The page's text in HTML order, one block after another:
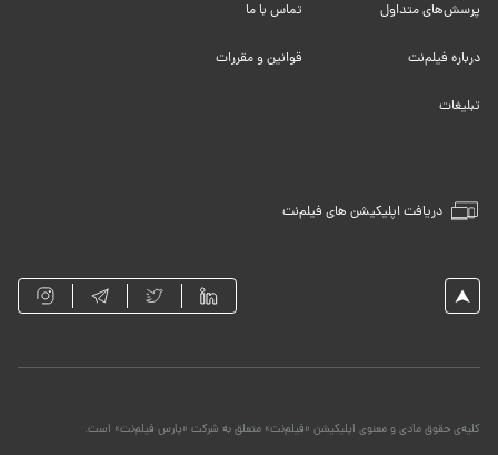
دریافت اپلیکیشن های فیلم‌نت
پرسش‌های متداول تماس با ما
درباره فیلم‌نت قوانین و مقررات
تبلیغات
کلیه‌ی حقوق مادی و معنوی اپلیکیشن «فیلم‌نت» متعلق به شرکت «پارس فیلم‌نت» است.